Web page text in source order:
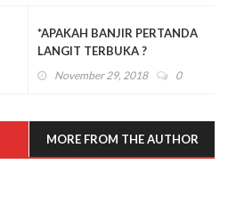
*APAKAH BANJIR PERTANDA
LANGIT TERBUKA ?
November 29, 2018 0
MORE FROM THE AUTHOR